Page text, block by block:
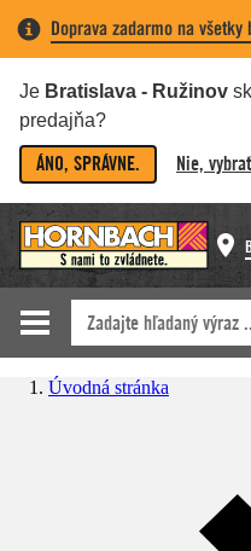
Doprava zadarmo na všetky
Je Bratislava - Ružinov
predajňa?
ÁNO, SPRÁVNE. Nie,
Úvodná stránka